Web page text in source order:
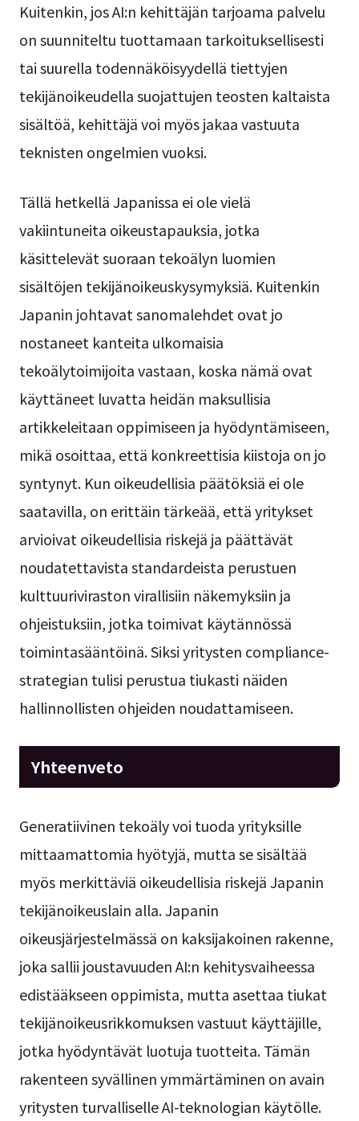
Kuitenkin, jos AI:n kehittäjän tarjoama palvelu
on suunniteltu tuottamaan tarkoituksellisesti
tai suurella todennäköisyydellä tiettyjen
tekijänoikeudella suojattujen teosten kaltaista
sisältöä, kehittäjä voi myös jakaa vastuuta
teknisten ongelmien vuoksi.
Tällä hetkellä Japanissa ei ole vielä
vakiintuneita oikeustapauksia, jotka
käsittelevät suoraan tekoälyn luomien
sisältöjen tekijänoikeuskysymyksiä. Kuitenkin
Japanin johtavat sanomalehdet ovat jo
nostaneet kanteita ulkomaisia
tekoälytoimijoita vastaan, koska nämä ovat
käyttäneet luvatta heidän maksullisia
artikkeleitaan oppimiseen ja hyödyntämiseen,
mikä osoittaa, että konkreettisia kiistoja on jo
syntynyt. Kun oikeudellisia päätöksiä ei ole
saatavilla, on erittäin tärkeää, että yritykset
arvioivat oikeudellisia riskejä ja päättävät
noudatettavista standardeista perustuen
kulttuuriviraston virallisiin näkemyksiin ja
ohjeistuksiin, jotka toimivat käytännössä
toimintasääntöinä. Siksi yritysten compliance-
strategian tulisi perustua tiukasti näiden
hallinnollisten ohjeiden noudattamiseen.
Yhteenveto
Generatiivinen tekoäly voi tuoda yrityksille
mittaamattomia hyötyjä, mutta se sisältää
myös merkittäviä oikeudellisia riskejä Japanin
tekijänoikeuslain alla. Japanin
oikeusjärjestelmässä on kaksijakoinen rakenne,
joka sallii joustavuuden AI:n kehitysvaiheessa
edistääkseen oppimista, mutta asettaa tiukat
tekijänoikeusrikkomuksen vastuut käyttäjille,
jotka hyödyntävät luotuja tuotteita. Tämän
rakenteen syvällinen ymmärtäminen on avain
yritysten turvalliselle AI-teknologian käytölle.